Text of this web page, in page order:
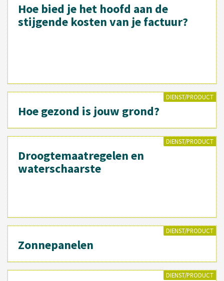
Hoe bied je het hoofd aan de
stijgende kosten van je factuur?
DIENST/PRODUCT
Hoe gezond is jouw grond?
DIENST/PRODUCT
Droogtemaatregelen en
waterschaarste
DIENST/PRODUCT
Zonnepanelen
DIENST/PRODUCT